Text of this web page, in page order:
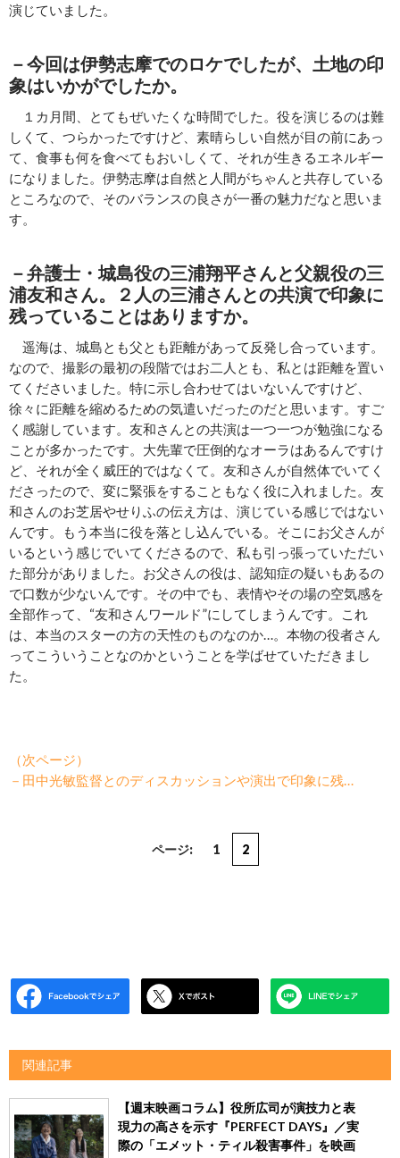
演じていました。
－今回は伊勢志摩でのロケでしたが、土地の印
象はいかがでしたか。
１カ月間、とてもぜいたくな時間でした。役を演じるのは難
しくて、つらかったですけど、素晴らしい自然が目の前にあっ
て、食事も何を食べてもおいしくて、それが生きるエネルギー
になりました。伊勢志摩は自然と人間がちゃんと共存している
ところなので、そのバランスの良さが一番の魅力だなと思いま
す。
－弁護士・城島役の三浦翔平さんと父親役の三
浦友和さん。２人の三浦さんとの共演で印象に
残っていることはありますか。
遥海は、城島とも父とも距離があって反発し合っています。
なので、撮影の最初の段階ではお二人とも、私とは距離を置い
てくださいました。特に示し合わせてはいないんですけど、
徐々に距離を縮めるための気遣いだったのだと思います。すご
く感謝しています。友和さんとの共演は一つ一つが勉強になる
ことが多かったです。大先輩で圧倒的なオーラはあるんですけ
ど、それが全く威圧的ではなくて。友和さんが自然体でいてく
ださったので、変に緊張をすることもなく役に入れました。友
和さんのお芝居やせりふの伝え方は、演じている感じではない
んです。もう本当に役を落とし込んでいる。そこにお父さんが
いるという感じでいてくださるので、私も引っ張っていただい
た部分がありました。お父さんの役は、認知症の疑いもあるの
で口数が少ないんです。その中でも、表情やその場の空気感を
全部作って、“友和さんワールド”にしてしまうんです。これ
は、本当のスターの方の天性のものなのか…。本物の役者さん
ってこういうことなのかということを学ばせていただきまし
た。
（次ページ）
－田中光敏監督とのディスカッションや演出で印象に残…
ページ: 1 2
関連記事
【週末映画コラム】役所広司が演技力と表
現力の高さを示す『PERFECT DAYS』／実
際の「エメット・ティル殺害事件」を映画